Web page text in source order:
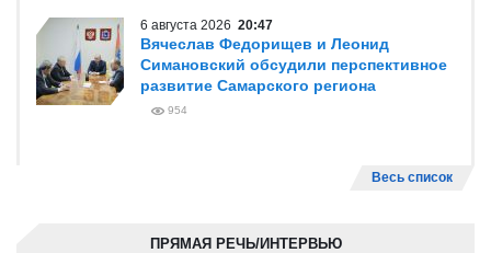
6 августа 2026 20:47
Вячеслав Федорищев и Леонид
Симановский обсудили перспективное
развитие Самарского региона
954
Весь список
ПРЯМАЯ РЕЧЬ/ИНТЕРВЬЮ